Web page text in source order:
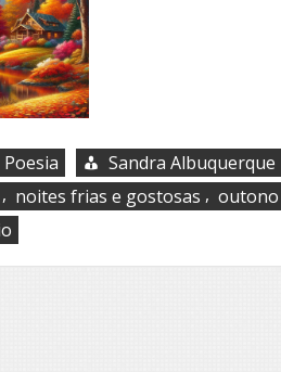
Poesia
Sandra Albuquerque
, noites frias e gostosas , outono
Outono